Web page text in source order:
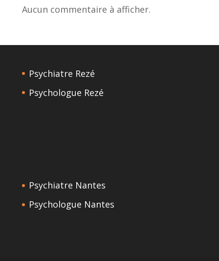
Aucun commentaire à afficher.
Psychiatre Rezé
Psychologue Rezé
Psychiatre Nantes
Psychologue Nantes